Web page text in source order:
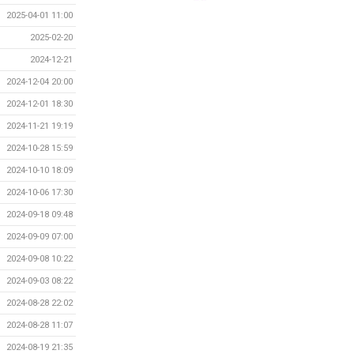
2025-04-01 11:00
2025-02-20
2024-12-21
2024-12-04 20:00
2024-12-01 18:30
2024-11-21 19:19
2024-10-28 15:59
2024-10-10 18:09
2024-10-06 17:30
2024-09-18 09:48
2024-09-09 07:00
2024-09-08 10:22
2024-09-03 08:22
2024-08-28 22:02
2024-08-28 11:07
2024-08-19 21:35